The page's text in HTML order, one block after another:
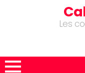
Les